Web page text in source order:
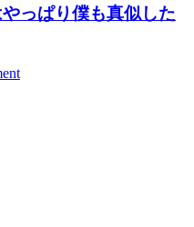
っぱり僕も真似した